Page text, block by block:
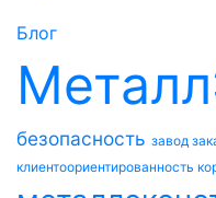
Блог
безопасность завод
клиентоориентированность